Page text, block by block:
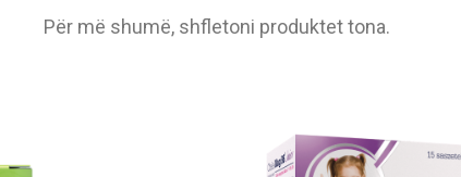
Për më shumë, shfletoni produktet tona.